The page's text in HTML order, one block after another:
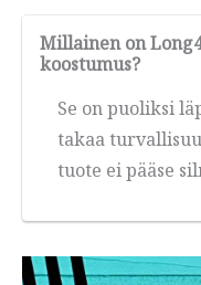
Millainen on
koostumus?
Se on puoliksi
takaa
tuote ei pääse